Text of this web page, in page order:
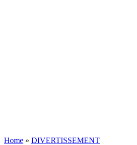
Home » DIVERTISSEMENT